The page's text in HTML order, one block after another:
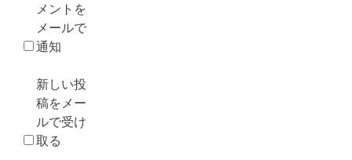
メントを
メールで
通知
新しい投
稿をメー
ルで受け
取る